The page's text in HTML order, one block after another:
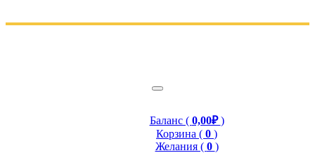
Баланс ( 0,00₽)
Корзина ( 0 )
Желания ( 0 )